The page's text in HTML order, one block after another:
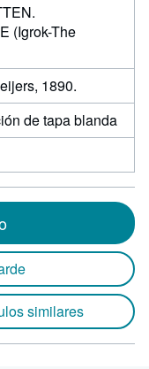
(Igrok-The
1890.
de tapa blanda
similares